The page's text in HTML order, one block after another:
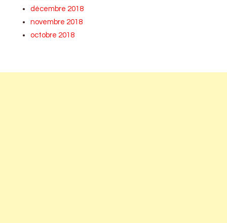
décembre 2018
novembre 2018
octobre 2018